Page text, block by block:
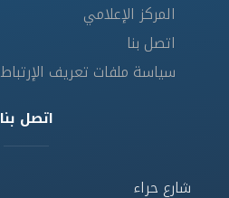
المركز الإعلامي
اتصل بنا
سياسة ملفات تعريف الإرتباط
اتصل بنا
شارع حراء